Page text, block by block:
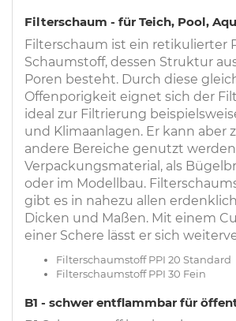
Filterschaum - für Teich, Pool,
Filterschaum ist ein retikulierter
Schaumstoff, dessen Struktur
Poren besteht. Durch diese
Offenporigkeit eignet sich der
ideal zur Filtrierung
und Klimaanlagen. Er kann aber
andere Bereiche genutzt werden
Verpackungsmaterial, als
oder im Modellbau.
gibt es in nahezu allen
Dicken und Maßen. Mit einem
einer Schere lässt er sich
Filterschaumstoff PPI 20 Standard
Filterschaumstoff PPI 30 Fein
B1 - schwer entflammbar für